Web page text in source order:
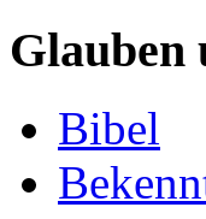
Glauben
Bibel